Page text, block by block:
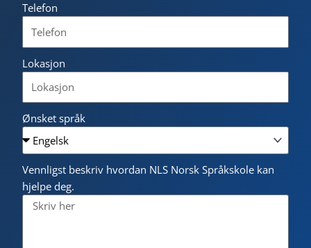
Telefon
Lokasjon
Ønsket språk
Vennligst beskriv hvordan NLS Norsk Språkskole kan
hjelpe deg.